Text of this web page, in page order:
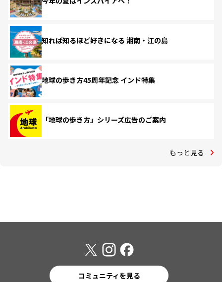
知れば知るほど好きになる 湘南・江の島
地球の歩き方45周年記念 インド特集
「地球の歩き方」シリーズ広告のご案内
もっと見る
コミュニティを見る